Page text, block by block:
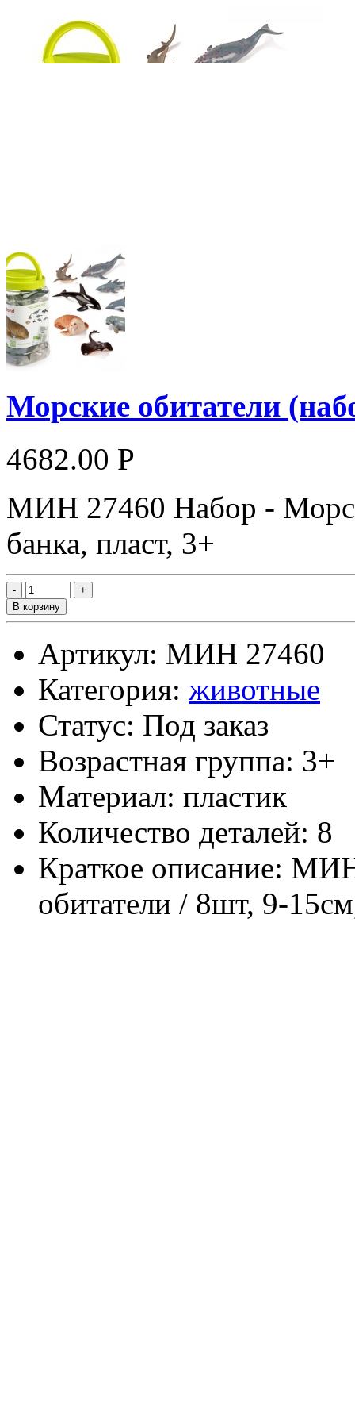
Морские обитатели
4682.00 Р
МИН 27460 Набор -
банка, пласт, 3+
В корзину
Артикул: МИН 27460
Категория: животные
Статус: Под заказ
Возрастная группа: 3+
Материал: пластик
Количество деталей: 8
Краткое описание:
обитатели / 8шт, 9-